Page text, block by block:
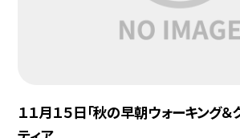
１１月１５日「秋の早朝ウォーキング＆